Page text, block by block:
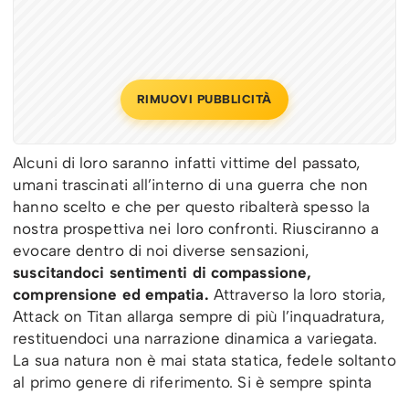
RIMUOVI PUBBLICITÀ
Alcuni di loro saranno infatti vittime del passato,
umani trascinati all’interno di una guerra che non
hanno scelto e che per questo ribalterà spesso la
nostra prospettiva nei loro confronti. Riusciranno a
evocare dentro di noi diverse sensazioni,
suscitandoci sentimenti di compassione,
comprensione ed empatia. Attraverso la loro storia,
Attack on Titan allarga sempre di più l’inquadratura,
restituendoci una narrazione dinamica a variegata.
La sua natura non è mai stata statica, fedele soltanto
al primo genere di riferimento. Si è sempre spinta